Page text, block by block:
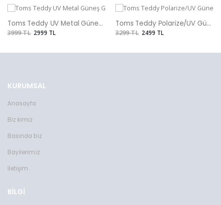
Toms Teddy UV Metal Güneş Gözlüğü
3999 TL 2999 TL
Toms Teddy Polarize/UV Güneş Gözlüğü
3299 TL 2499 TL
KURUMSAL
Anasayfa
Biz kimiz
Basında biz
Bayilerimiz
İletişim
BİLGİ